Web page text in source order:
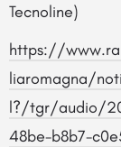
Tecnoline)
https://
liaromagna/
l?/tgr/audio/
48be-b8b7-